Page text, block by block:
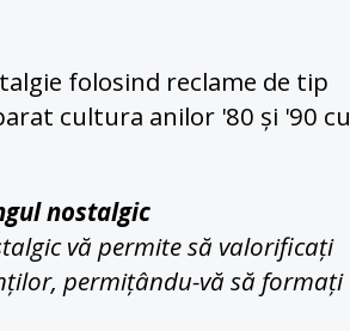
folosind reclame de tip
cultura anilor '80 și '90 cu
nostalgic
vă permite să valorificați
permițându-vă să formați